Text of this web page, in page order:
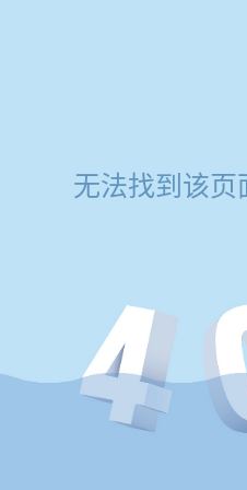
无法找到该页